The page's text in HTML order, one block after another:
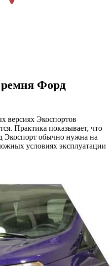
Форд
версиях Экоспортов
Практика показывает, что
Экоспорт обычно нужна на
условиях эксплуатации